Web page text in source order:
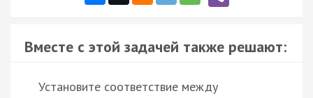
Вместе с этой задачей также решают:
Установите соответствие между